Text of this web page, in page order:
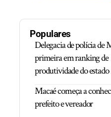
Populares
Delegacia de polícia de
primeira em ranking de
produtividade do estado
Macaé começa a
prefeito e vereador